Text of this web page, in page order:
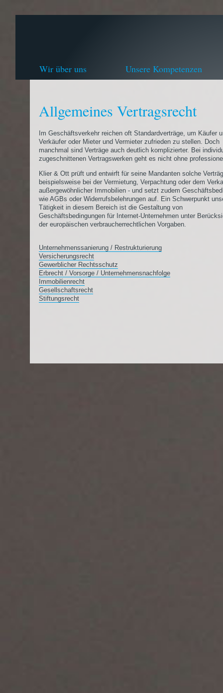
Wir über uns Unsere Kompetenzen
Allgemeines Vertragsrecht
Im Geschäftsverkehr reichen oft Standardverträge, um Käufer
Verkäufer oder Mieter und Vermieter zufrieden zu stellen. Doch
manchmal sind Verträge auch deutlich komplizierter. Bei
zugeschnittenen Vertragswerken geht es nicht ohne
Klier & Ott prüft und entwirft für seine Mandanten solche
beispielsweise bei der Vermietung, Verpachtung oder dem
außergewöhnlicher Immobilien - und setzt zudem
wie AGBs oder Widerrufsbelehrungen auf. Ein Schwerpunkt
Tätigkeit in diesem Bereich ist die Gestaltung von
Geschäftsbedingungen für Internet-Unternehmen unter
der europäischen verbraucherrechtlichen Vorgaben.
Unternehmenssanierung / Restrukturierung
Versicherungsrecht
Gewerblicher Rechtsschutz
Erbrecht / Vorsorge / Unternehmensnachfolge
Immobilienrecht
Gesellschaftsrecht
Stiftungsrecht